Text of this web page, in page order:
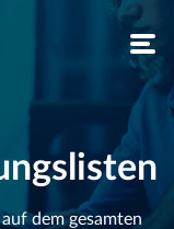
dem gesamten